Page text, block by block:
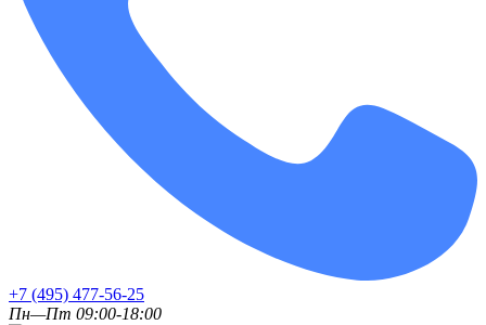
+7 (495) 477-56-25
Пн—Пт 09:00-18:00